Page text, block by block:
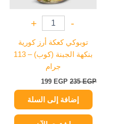
-
+
توبوكي كعكة أرز كورية
بنكهة الجبنة (كوب) – 113
جرام
235EGP
199 EGP
إضافة إلى السلة